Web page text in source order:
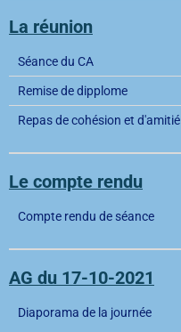
La réunion
Séance du CA
Remise de dipplome
Repas de cohésion et d'amitié
Le compte rendu
Compte rendu de séance
AG du 17-10-2021
Diaporama de la journée